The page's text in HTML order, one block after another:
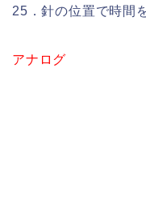
25．針の位置で時間
アナログ